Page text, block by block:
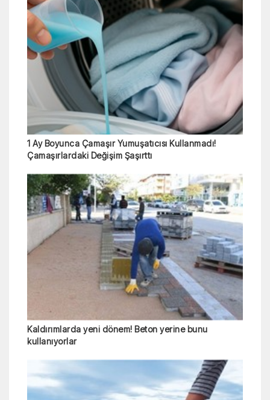
1 Ay Boyunca Çamaşır Yumuşatıcısı Kullanmadı!
Çamaşırlardaki Değişim Şaşırttı
Kaldırımlarda yeni dönem! Beton yerine bunu
kullanıyorlar